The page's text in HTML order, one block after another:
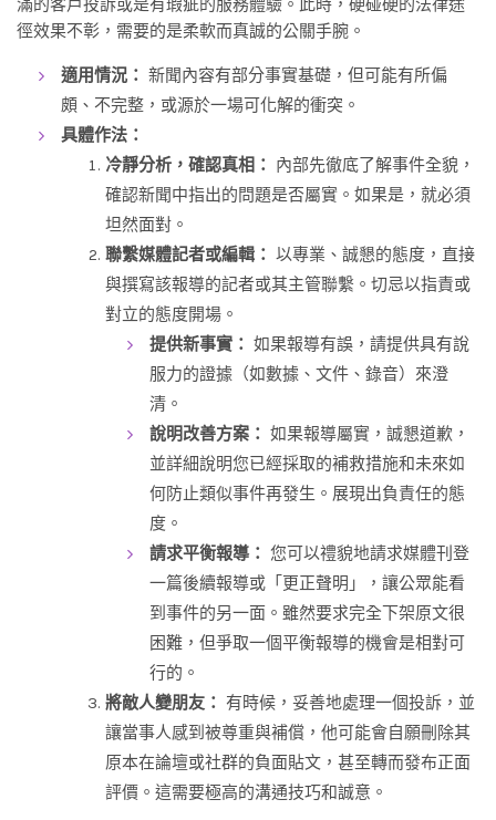
滿的客戶投訴或是有瑕疵的服務體驗。此時，硬碰硬的法律途
徑效果不彰，需要的是柔軟而真誠的公關手腕。
適用情況： 新聞內容有部分事實基礎，但可能有所偏
頗、不完整，或源於一場可化解的衝突。
具體作法：
冷靜分析，確認真相： 內部先徹底了解事件全貌，
確認新聞中指出的問題是否屬實。如果是，就必須
坦然面對。
聯繫媒體記者或編輯： 以專業、誠懇的態度，直接
與撰寫該報導的記者或其主管聯繫。切忌以指責或
對立的態度開場。
提供新事實： 如果報導有誤，請提供具有說
服力的證據（如數據、文件、錄音）來澄
清。
說明改善方案： 如果報導屬實，誠懇道歉，
並詳細說明您已經採取的補救措施和未來如
何防止類似事件再發生。展現出負責任的態
度。
請求平衡報導： 您可以禮貌地請求媒體刊登
一篇後續報導或「更正聲明」，讓公眾能看
到事件的另一面。雖然要求完全下架原文很
困難，但爭取一個平衡報導的機會是相對可
行的。
將敵人變朋友： 有時候，妥善地處理一個投訴，並
讓當事人感到被尊重與補償，他可能會自願刪除其
原本在論壇或社群的負面貼文，甚至轉而發布正面
評價。這需要極高的溝通技巧和誠意。